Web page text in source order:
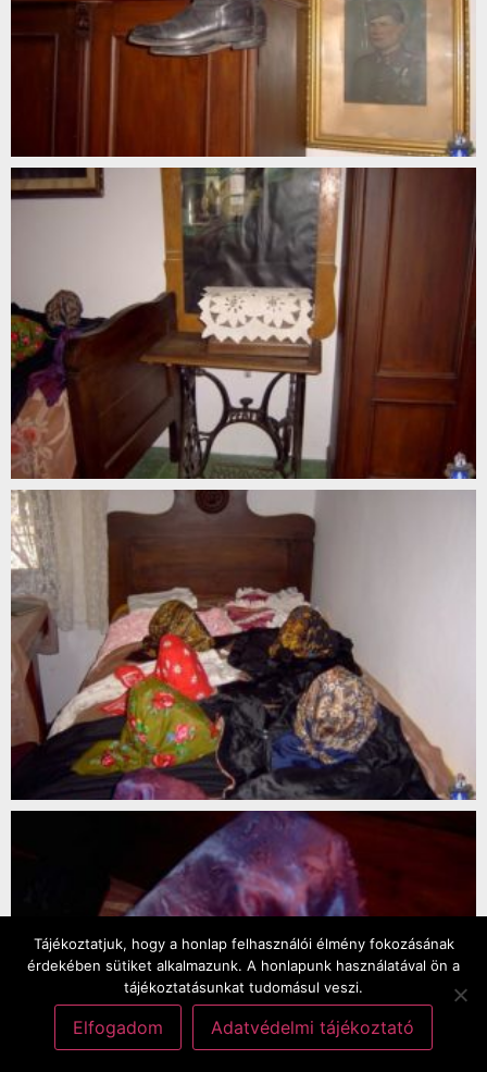
Tájékoztatjuk, hogy a honlap felhasználói élmény fokozásának
érdekében sütiket alkalmazunk. A honlapunk használatával ön a
tájékoztatásunkat tudomásul veszi.
Elfogadom Adatvédelmi tájékoztató